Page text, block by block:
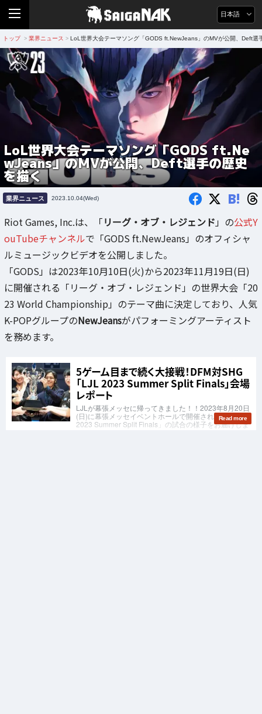
日本語
トップ > 業界ニュース > LoL世界大会テーマソング「GODS ft.NewJeans」のMVが公開、Deft選
LoL世界大会テーマソング「GODS ft.Ne
wJeans」のMVが公開、Deft選手の歴史
を描く
業界ニュース 2023.10.04(Wed) B!
Riot Games, Inc.は、「リーグ・オブ・レジェンド 」の公式Y
ouTubeチャンネルで「GODS ft.NewJeans」のオフィシャ
ルミュージックビデオを公開しました。
「GODS」は2023年10月10日(火)から2023年11月19日(日)
に開催される「リーグ・オブ・レジェンド」の世界大会「20
23 World Championship」のテーマ曲に決定しており、人気
K-POPグループのNewJeansがパフォーミングアーティスト
を務めます。